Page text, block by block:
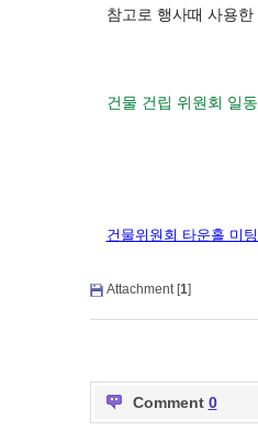
참고로 행사때 사용
건물 건립 위원회 일
건물위원회 타운홀 미
Attachment [1]
Comment 0